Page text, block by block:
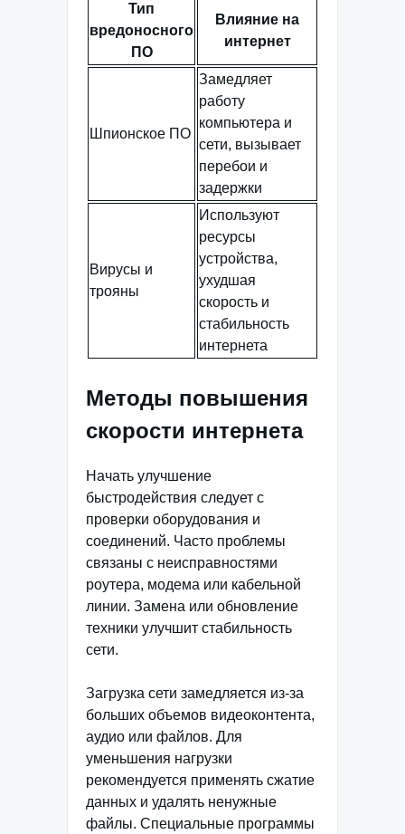
Тип
вредоносного
ПО
Влияние на
интернет
Шпионское ПО
Замедляет
работу
компьютера и
сети, вызывает
перебои и
задержки
Вирусы и
трояны
Используют
ресурсы
устройства,
ухудшая
скорость и
стабильность
интернета
Методы повышения
скорости интернета
Начать улучшение
быстродействия следует с
проверки оборудования и
соединений. Часто проблемы
связаны с неисправностями
роутера, модема или кабельной
линии. Замена или обновление
техники улучшит стабильность
сети.
Загрузка сети замедляется из-за
больших объемов видеоконтента,
аудио или файлов. Для
уменьшения нагрузки
рекомендуется применять сжатие
данных и удалять ненужные
файлы. Специальные программы